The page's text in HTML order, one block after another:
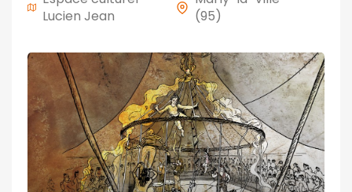
(95)
Lucien Jean